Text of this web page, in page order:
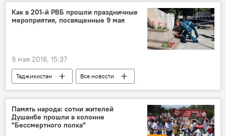
Как в 201-й РВБ прошли праздничные
мероприятия, посвященные 9 мая
9 мая 2018, 15:37
Таджикистан
Все новости
201-я РВБ в Таджикистане
9 мая - День Победы в Великой Отечественной войне
Великая Отечественная война (1941-1945)
Память народа: сотни жителей
Душанбе прошли в колонне
"Бессмертного полка"